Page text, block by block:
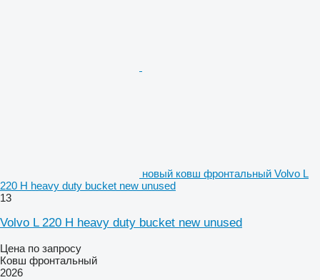
новый ковш фронтальный Volvo L
220 H heavy duty bucket new unused
13
Volvo L 220 H heavy duty bucket new unused
Цена по запросу
Ковш фронтальный
2026